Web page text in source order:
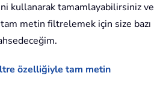
kullanarak tamamlayabilirsiniz ve
metin filtrelemek için size bazı
özelliğiyle tam metin